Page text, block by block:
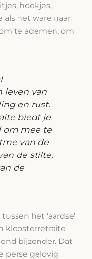
hoekjes,
als het ware naar
te ademen, om
leven van
en rust.
biedt je
om mee te
van de
de stilte,
de
het ‘aardse’
kloosterretraite
bijzonder. Dat
perse gelovig